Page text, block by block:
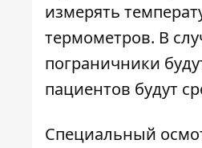
измерять
термометров. В
пограничники
пациентов будут
Специальный